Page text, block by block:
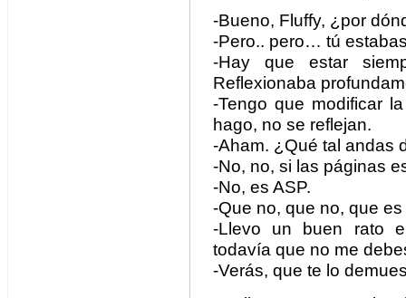
-Bueno, Fluffy, ¿por
-Pero.. pero… tú
-Hay que estar
Reflexionaba
-Tengo que modificar
hago, no se reflejan.
-Aham. ¿Qué tal andas
-No, no, si las páginas
-No, es ASP.
-Que no, que no, que
-Llevo un buen rato
todavía que no me
-Verás, que te lo